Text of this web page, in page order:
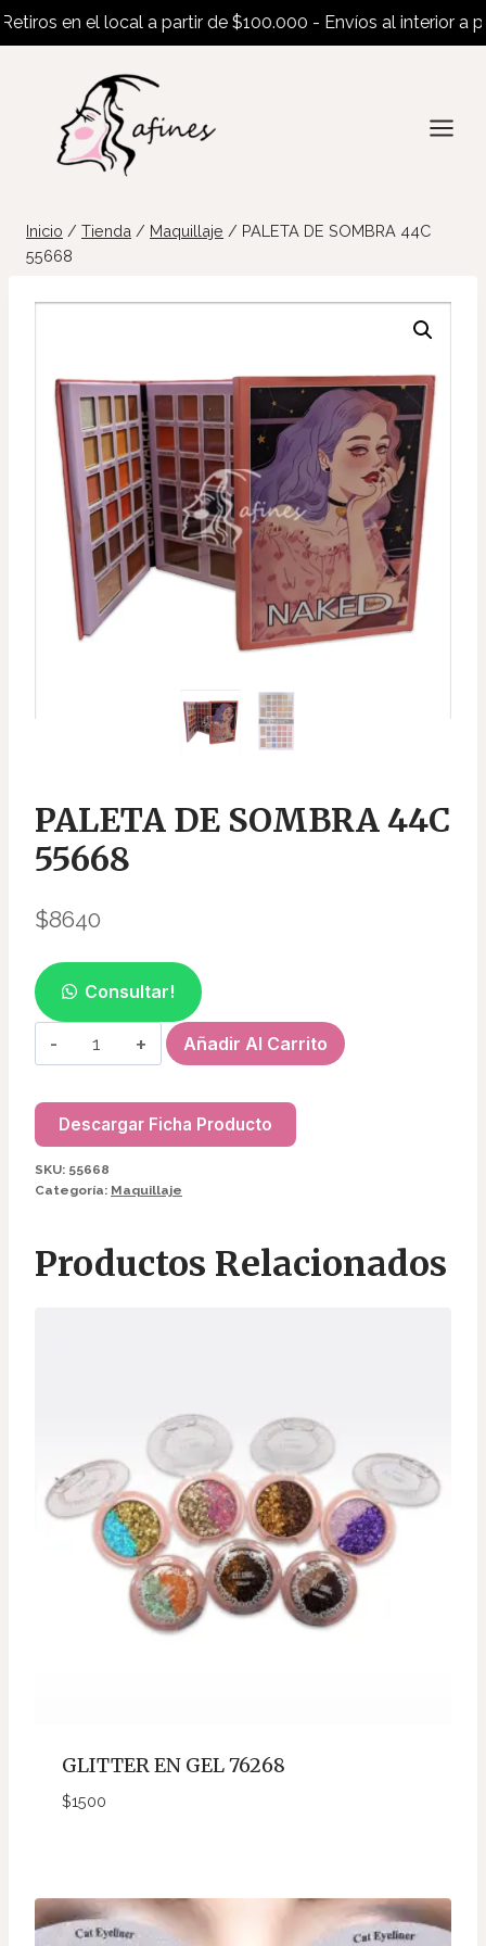
en el local a partir de $100.000 - Envíos al interior a
contenido
Inicio / Tienda / Maquillaje / PALETA DE SOMBRA 44C
55668
PALETA DE SOMBRA 44C
55668
$8640
Consultar!
PALETA
DE
44C
55668
cantidad
Añadir Al Carrito
Descargar Ficha Producto
SKU: 55668
Categoría: Maquillaje
Productos Relacionados
GLITTER EN GEL 76268
$1500